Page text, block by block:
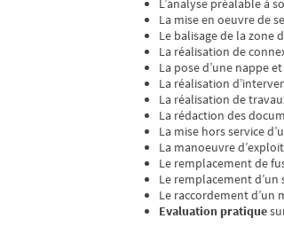
L’analyse préalable à
La mise en oeuvre de
Le balisage de la zone
La réalisation de
La pose d’une nappe et
La réalisation
La réalisation de
La rédaction des
La mise hors service
La manoeuvre
Le remplacement de
Le remplacement
Le raccordement
Evaluation pratique